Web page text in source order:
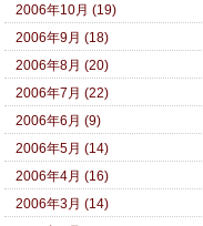
2006年10月 (19)
2006年9月 (18)
2006年8月 (20)
2006年7月 (22)
2006年6月 (9)
2006年5月 (14)
2006年4月 (16)
2006年3月 (14)